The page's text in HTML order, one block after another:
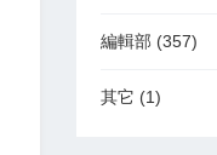
編輯部 (357)
其它 (1)